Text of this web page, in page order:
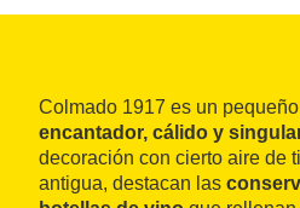
Colmado 1917 es un
encantador, cálido y
decoración con cierto aire de
antigua, destacan las